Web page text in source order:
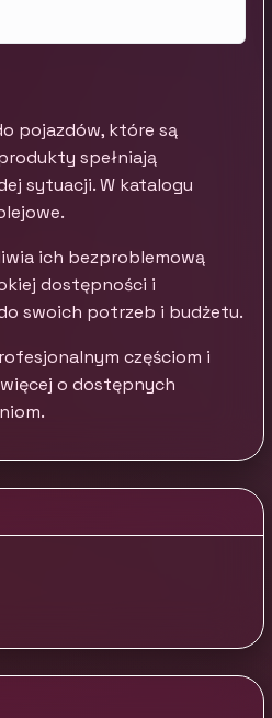
pojazdów, które są
spełniają
sytuacji. W katalogu
ich bezproblemową
dostępności i
swoich potrzeb i budżetu.
częściom i
o dostępnych